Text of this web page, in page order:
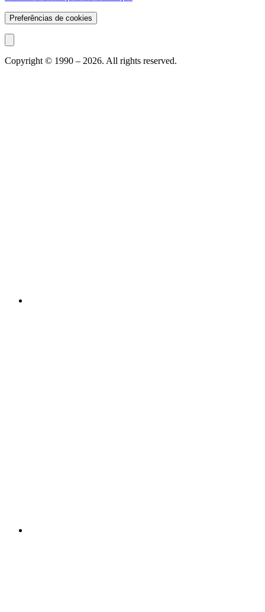
Preferências de cookies
Copyright © 1990 – 2026. All rights reserved.